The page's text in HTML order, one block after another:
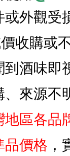
外觀受
收購或
酒味即
來源不
地區各品
品價格